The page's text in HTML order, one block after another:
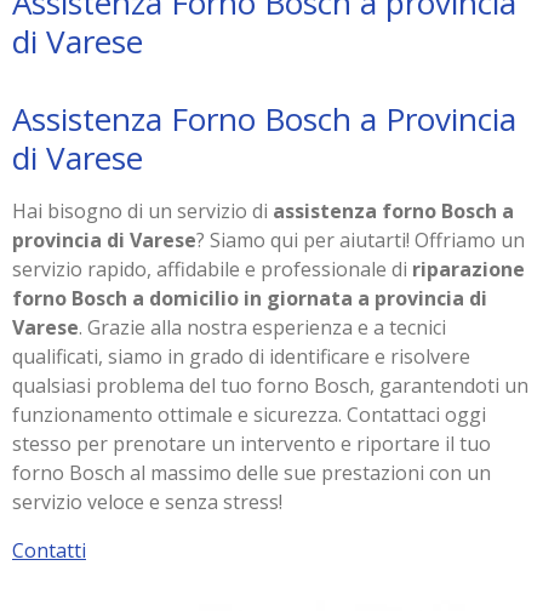
di Varese
Assistenza Forno Bosch a Provincia
di Varese
Hai bisogno di un servizio di assistenza forno Bosch a
provincia di Varese? Siamo qui per aiutarti! Offriamo un
servizio rapido, affidabile e professionale di riparazione
forno Bosch a domicilio in giornata a provincia di
Varese. Grazie alla nostra esperienza e a tecnici
qualificati, siamo in grado di identificare e risolvere
qualsiasi problema del tuo forno Bosch, garantendoti un
funzionamento ottimale e sicurezza. Contattaci oggi
stesso per prenotare un intervento e riportare il tuo
forno Bosch al massimo delle sue prestazioni con un
servizio veloce e senza stress!
Contatti